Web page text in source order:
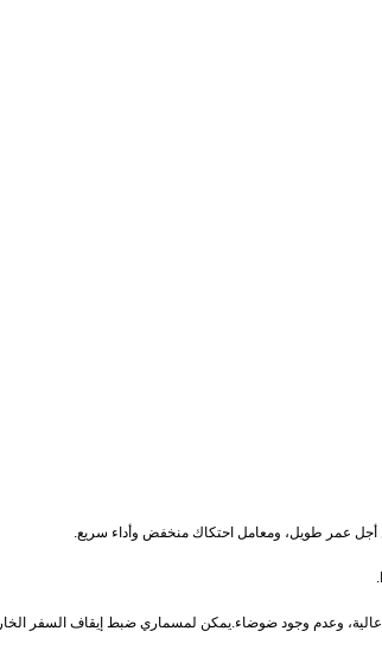
عالية، وعدم وجود ضوضاء.يمكن لمسماري ضبط إيقاف السفر